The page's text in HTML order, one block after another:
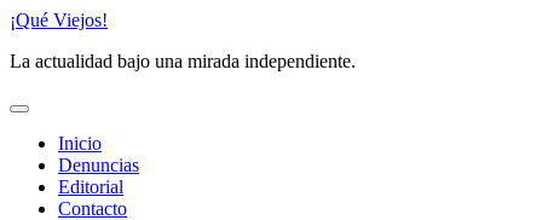
Saltar
contenido
¡Qué Viejos!
La actualidad bajo una mirada independiente.
Inicio
Denuncias
Editorial
Contacto